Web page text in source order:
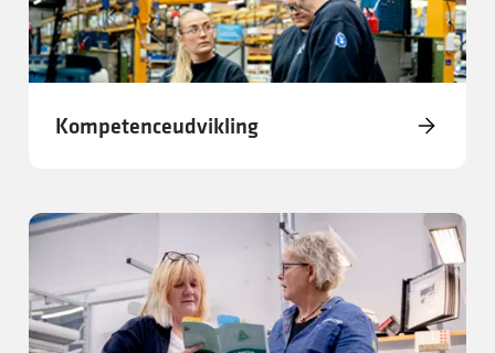
Kompetenceudvikling